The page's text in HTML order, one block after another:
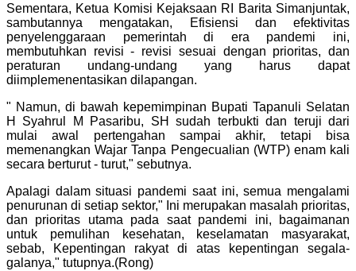
Sementara, Ketua Komisi Kejaksaan RI Barita Simanjuntak,
sambutannya mengatakan, Efisiensi dan efektivitas
penyelenggaraan pemerintah di era pandemi ini,
membutuhkan revisi - revisi sesuai dengan prioritas, dan
peraturan undang-undang yang harus dapat
diimplemenentasikan dilapangan.
" Namun, di bawah kepemimpinan Bupati Tapanuli Selatan
H Syahrul M Pasaribu, SH sudah terbukti dan teruji dari
mulai awal pertengahan sampai akhir, tetapi bisa
memenangkan Wajar Tanpa Pengecualian (WTP) enam kali
secara berturut - turut," sebutnya.
Apalagi dalam situasi pandemi saat ini, semua mengalami
penurunan di setiap sektor," Ini merupakan masalah prioritas,
dan prioritas utama pada saat pandemi ini, bagaimanan
untuk pemulihan kesehatan, keselamatan masyarakat,
sebab, Kepentingan rakyat di atas kepentingan segala-
galanya," tutupnya.(Rong)